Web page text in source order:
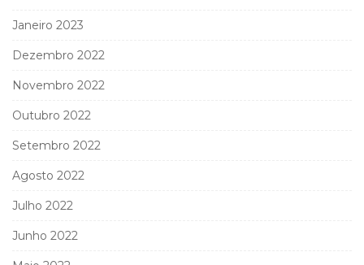
Janeiro 2023
Dezembro 2022
Novembro 2022
Outubro 2022
Setembro 2022
Agosto 2022
Julho 2022
Junho 2022